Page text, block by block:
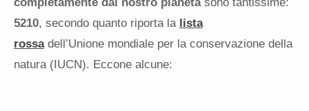
completamente dal nostro pianetasono tantissime:
5210, secondo quanto riporta la lista
rossadell’Unione mondiale per la conservazione della
natura (IUCN). Eccone alcune: